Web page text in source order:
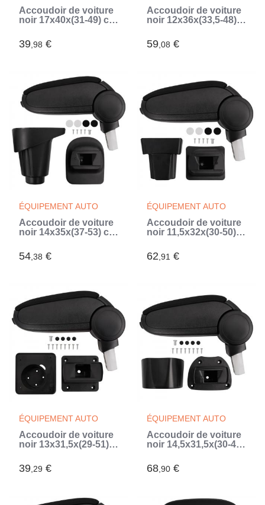
Accoudoir de voiture
noir 17x40x(31-49) cm
39,98 €
Accoudoir de voiture
noir 12x36x(33,5-48)
59,08 €
ÉQUIPEMENT AUTO
Accoudoir de voiture
noir 14x35x(37-53) cm
54,38 €
ÉQUIPEMENT AUTO
Accoudoir de voiture
noir 11,5x32x(30-50)
62,91 €
ÉQUIPEMENT AUTO
Accoudoir de voiture
noir 13x31,5x(29-51)
39,29 €
ÉQUIPEMENT AUTO
Accoudoir de voiture
noir 14,5x31,5x(30-48)
68,90 €